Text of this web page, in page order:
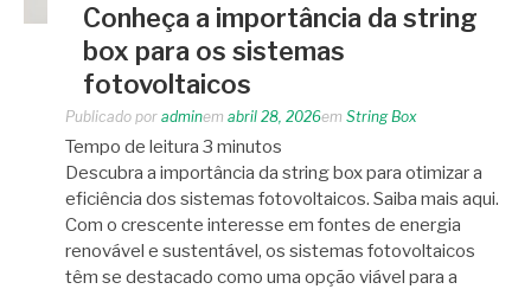
Conheça a importância da string
box para os sistemas
fotovoltaicos
Publicado por adminem abril 28, 2026em String Box
Tempo de leitura 3 minutos
Descubra a importância da string box para otimizar a
eficiência dos sistemas fotovoltaicos. Saiba mais aqui.
Com o crescente interesse em fontes de energia
renovável e sustentável, os sistemas fotovoltaicos
têm se destacado como uma opção viável para a